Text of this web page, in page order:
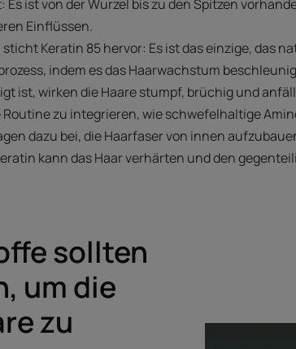
Es ist von der Wurzel bis zu den Spitzen
Einflüssen.
Keratin 85 hervor: Es ist das einzige, das
indem es das Haarwachstum
ist, wirken die Haare stumpf, brüchig und
zu integrieren, wie schwefelhaltige
dazu bei, die Haarfaser von innen
kann das Haar verhärten und den
sollten
um die
zu